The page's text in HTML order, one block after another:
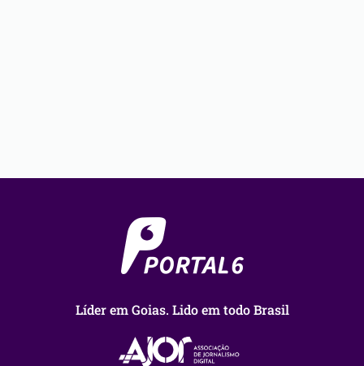
Líder em Goias. Lido em todo Brasil